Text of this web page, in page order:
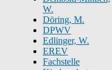
W.
Döring, M.
DPWV
Edlinger, W.
EREV
Fachstelle